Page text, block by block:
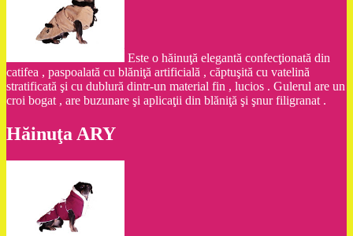
Este o hăinuţă elegantă confecţionată din
catifea , paspoalată cu blăniţă artificială , căptuşită cu vatelină
stratificată şi cu dublură dintr-un material fin , lucios . Gulerul are un
croi bogat , are buzunare şi aplicaţii din blăniţă şi şnur filigranat .
Hăinuţa ARY